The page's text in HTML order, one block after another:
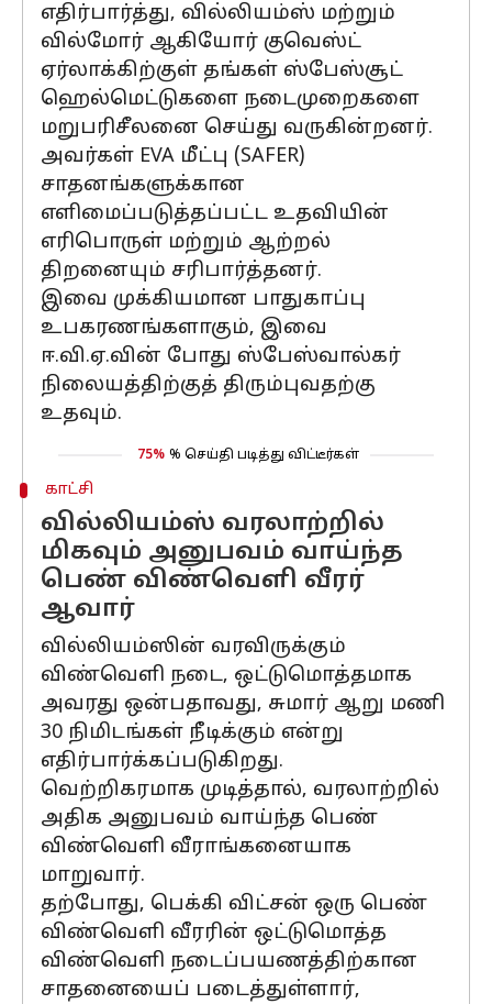
எதிர்பார்த்து, வில்லியம்ஸ் மற்றும்
வில்மோர் ஆகியோர் குவெஸ்ட்
ஏர்லாக்கிற்குள் தங்கள் ஸ்பேஸ்சூட்
ஹெல்மெட்டுகளை நடைமுறைகளை
மறுபரிசீலனை செய்து வருகின்றனர்.
அவர்கள் EVA மீட்பு (SAFER)
சாதனங்களுக்கான
எளிமைப்படுத்தப்பட்ட உதவியின்
எரிபொருள் மற்றும் ஆற்றல்
திறனையும் சரிபார்த்தனர்.
இவை முக்கியமான பாதுகாப்பு
உபகரணங்களாகும், இவை
ஈ.வி.ஏ.வின் போது ஸ்பேஸ்வால்கர்
நிலையத்திற்குத் திரும்புவதற்கு
உதவும்.
75% % செய்தி படித்து விட்டீர்கள்
காட்சி
வில்லியம்ஸ் வரலாற்றில்
மிகவும் அனுபவம் வாய்ந்த
பெண் விண்வெளி வீரர்
ஆவார்
வில்லியம்ஸின் வரவிருக்கும்
விண்வெளி நடை, ஒட்டுமொத்தமாக
அவரது ஒன்பதாவது, சுமார் ஆறு மணி
30 நிமிடங்கள் நீடிக்கும் என்று
எதிர்பார்க்கப்படுகிறது.
வெற்றிகரமாக முடித்தால், வரலாற்றில்
அதிக அனுபவம் வாய்ந்த பெண்
விண்வெளி வீராங்கனையாக
மாறுவார்.
தற்போது, ​​பெக்கி விட்சன் ஒரு பெண்
விண்வெளி வீரரின் ஒட்டுமொத்த
விண்வெளி நடைப்பயணத்திற்கான
சாதனையைப் படைத்துள்ளார்,